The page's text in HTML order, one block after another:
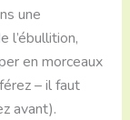
une
l’ébullition,
en morceaux
– il faut
avant).